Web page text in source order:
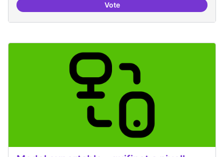
VoteMobile Social Congress